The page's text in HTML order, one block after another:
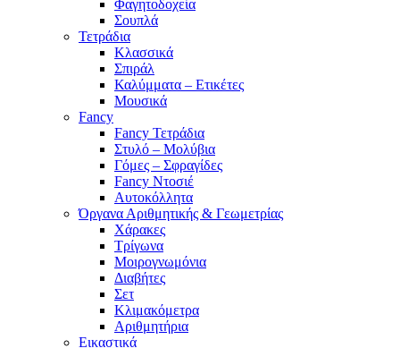
Φαγητοδοχεία
Σουπλά
Τετράδια
Κλασσικά
Σπιράλ
Καλύμματα – Ετικέτες
Μουσικά
Fancy
Fancy Τετράδια
Στυλό – Μολύβια
Γόμες – Σφραγίδες
Fancy Ντοσιέ
Αυτοκόλλητα
Όργανα Αριθμητικής & Γεωμετρίας
Χάρακες
Τρίγωνα
Mοιρογνωμόνια
Διαβήτες
Σετ
Κλιμακόμετρα
Αριθμητήρια
Εικαστικά